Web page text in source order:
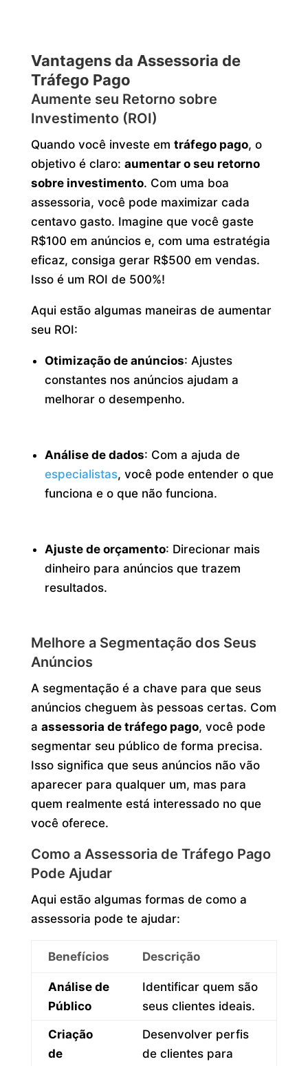
Vantagens da Assessoria de
Tráfego Pago
Aumente seu Retorno sobre
Investimento (ROI)
Quando você investe em tráfego pago, o
objetivo é claro: aumentar o seu retorno
sobre investimento. Com uma boa
assessoria, você pode maximizar cada
centavo gasto. Imagine que você gaste
R$100 em anúncios e, com uma estratégia
eficaz, consiga gerar R$500 em vendas.
Isso é um ROI de 500%!
Aqui estão algumas maneiras de aumentar
seu ROI:
Otimização de anúncios: Ajustes
constantes nos anúncios ajudam a
melhorar o desempenho.
Análise de dados: Com a ajuda de
especialistas, você pode entender o que
funciona e o que não funciona.
Ajuste de orçamento: Direcionar mais
dinheiro para anúncios que trazem
resultados.
Melhore a Segmentação dos Seus
Anúncios
A segmentação é a chave para que seus
anúncios cheguem às pessoas certas. Com
a assessoria de tráfego pago, você pode
segmentar seu público de forma precisa.
Isso significa que seus anúncios não vão
aparecer para qualquer um, mas para
quem realmente está interessado no que
você oferece.
Como a Assessoria de Tráfego Pago
Pode Ajudar
Aqui estão algumas formas de como a
assessoria pode te ajudar:
Benefícios Descrição
Análise de
Público
Identificar quem são
seus clientes ideais.
Criação
de
Desenvolver perfis
de clientes para